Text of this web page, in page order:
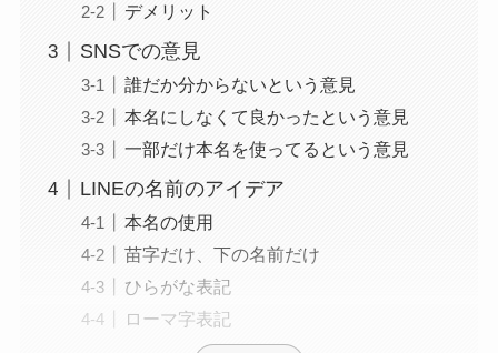
デメリット
SNSでの意見
誰だか分からないという意見
本名にしなくて良かったという意見
一部だけ本名を使ってるという意見
LINEの名前のアイデア
本名の使用
苗字だけ、下の名前だけ
ひらがな表記
ローマ字表記